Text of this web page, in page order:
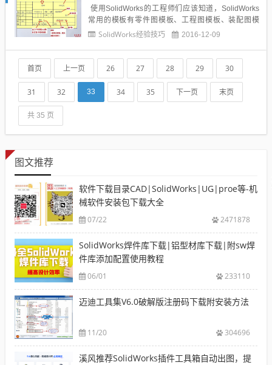
使用SolidWorks的工程师们应该知道，SolidWorks
常用的模板有零件图模板、工程图模板、装配图模
板，这三种模板如何建立？如何配置？属性又是如何
扩展名为：*.prtdot、装配...
SolidWorks经验技巧 2016-12-09
首页 上一页 26 27 28 29 30
31 32 33 34 35 下一页 末页
共 35 页
图文推荐
软件下载目录CAD|SolidWorks|UG|proe等-机
械软件安装包下载大全
07/22 2471878
SolidWorks焊件库下载|铝型材库下载|附sw焊
件库添加配置使用教程
06/01 233110
迈迪工具集V6.0破解版注册码下载附安装方法
11/20 304696
溪风推荐SolidWorks插件工具箱自动出图，提